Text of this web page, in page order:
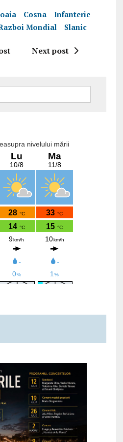
Cosna
Infanterie
Mondial Slanic
Next post